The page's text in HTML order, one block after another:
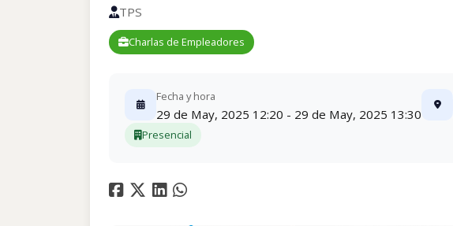
TPS
Charlas de Empleadores
Fecha y hora
29 de May, 2025 12:20 - 29 de May, 2025 13:30
Presencial